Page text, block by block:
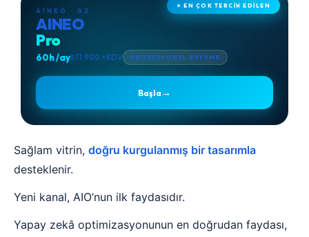
⭐ EN ÇOK TERCİH EDİLEN
AINEO · 02
AINEO
Pro
60h /ay₺71.900 +KDV PROFESYONEL BÜYÜME
Başla →
Sağlam vitrin, doğru kurgulanmış bir tasarımla
desteklenir.
Yeni kanal, AIO’nun ilk faydasıdır.
Yapay zekâ optimizasyonunun en doğrudan faydası,